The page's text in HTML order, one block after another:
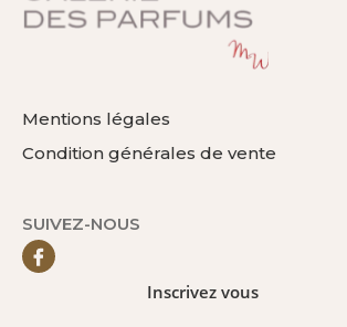
Mentions légales
Condition générales de vente
SUIVEZ-NOUS
Inscrivez vous